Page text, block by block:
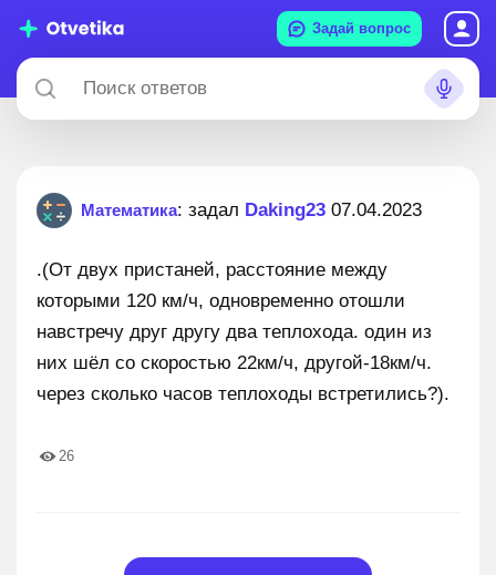
Задай вопрос
Математика: задал Daking23 07.04.2023
.(От двух пристаней, расстояние между
которыми 120 км/ч, одновременно отошли
навстречу друг другу два теплохода. один из
них шёл со скоростью 22км/ч, другой-18км/ч.
через сколько часов теплоходы встретились?).
26